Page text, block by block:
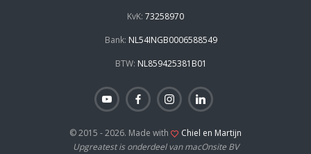
KvK: 73258970
Bank: NL54INGB0006588549
BTW: NL859425381B01
© 2015 - 2026. Made with
Chiel en Martijn
Upgreatest is onderdeel van macOnsite BV